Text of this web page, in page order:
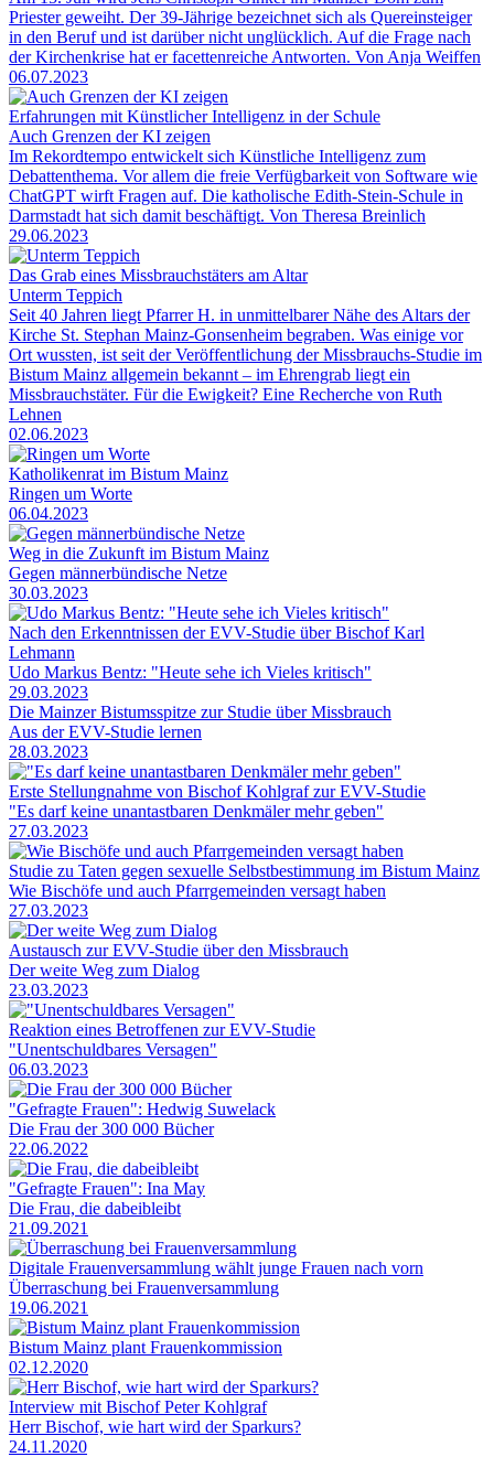
Priester geweiht. Der 39-Jährige bezeichnet sich als Quereinsteiger
in den Beruf und ist darüber nicht unglücklich. Auf die Frage nach
der Kirchenkrise hat er facettenreiche Antworten. Von Anja Weiffen
06.07.2023
Erfahrungen mit Künstlicher Intelligenz in der Schule
Auch Grenzen der KI zeigen
Im Rekordtempo entwickelt sich Künstliche Intelligenz zum
Debattenthema. Vor allem die freie Verfügbarkeit von Software wie
ChatGPT wirft Fragen auf. Die katholische Edith-Stein-Schule in
Darmstadt hat sich damit beschäftigt. Von Theresa Breinlich
29.06.2023
Das Grab eines Missbrauchstäters am Altar
Unterm Teppich
Seit 40 Jahren liegt Pfarrer H. in unmittelbarer Nähe des Altars der
Kirche St. Stephan Mainz-Gonsenheim begraben. Was einige vor
Ort wussten, ist seit der Veröffentlichung der Missbrauchs-Studie im
Bistum Mainz allgemein bekannt – im Ehrengrab liegt ein
Missbrauchstäter. Für die Ewigkeit? Eine Recherche von Ruth
Lehnen
02.06.2023
Katholikenrat im Bistum Mainz
Ringen um Worte
06.04.2023
Weg in die Zukunft im Bistum Mainz
Gegen männerbündische Netze
30.03.2023
Nach den Erkenntnissen der EVV-Studie über Bischof Karl
Lehmann
Udo Markus Bentz: "Heute sehe ich Vieles kritisch"
29.03.2023
Die Mainzer Bistumsspitze zur Studie über Missbrauch
Aus der EVV-Studie lernen
28.03.2023
Erste Stellungnahme von Bischof Kohlgraf zur EVV-Studie
"Es darf keine unantastbaren Denkmäler mehr geben"
27.03.2023
Studie zu Taten gegen sexuelle Selbstbestimmung im Bistum Mainz
Wie Bischöfe und auch Pfarrgemeinden versagt haben
27.03.2023
Austausch zur EVV-Studie über den Missbrauch
Der weite Weg zum Dialog
23.03.2023
Reaktion eines Betroffenen zur EVV-Studie
"Unentschuldbares Versagen"
06.03.2023
"Gefragte Frauen": Hedwig Suwelack
Die Frau der 300 000 Bücher
22.06.2022
"Gefragte Frauen": Ina May
Die Frau, die dabeibleibt
21.09.2021
Digitale Frauenversammlung wählt junge Frauen nach vorn
Überraschung bei Frauenversammlung
19.06.2021
Bistum Mainz plant Frauenkommission
02.12.2020
Interview mit Bischof Peter Kohlgraf
Herr Bischof, wie hart wird der Sparkurs?
24.11.2020